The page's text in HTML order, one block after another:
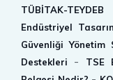
TÜBİTAK-
Endüstriyel
Güvenliği Yönetim
Destekleri
- TSE